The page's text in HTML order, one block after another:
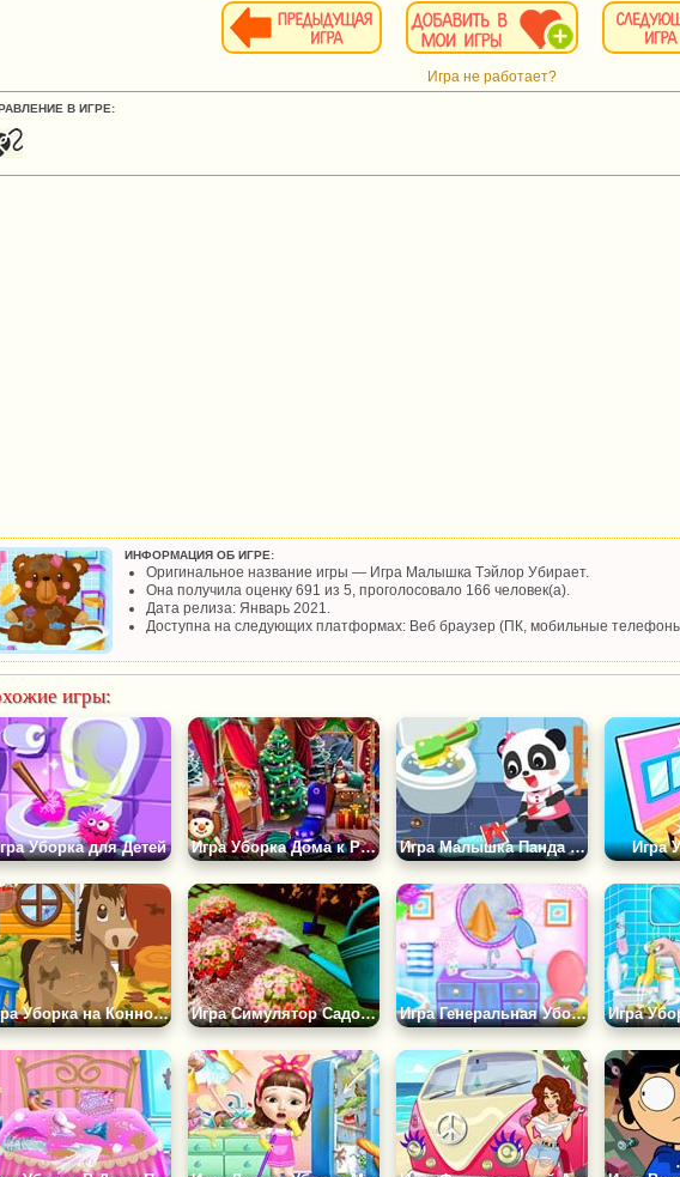
Игра не работает?
В ИГРЕ:
ИНФОРМАЦИЯ ОБ ИГРЕ:
Оригинальное название игры — Игра Малышка Тэйлор Убирает.
Она получила оценку 691 из 5, проголосовало 166 человек(а).
Дата релиза: Январь 2021.
Доступна на следующих платформах: Веб браузер (ПК, мобильные
игры:
Уборка для Детей Игра Уборка Дома к Рождеству Игра Малышка Панда Убирает в Доме Игра
Игра Уборка на Конной Ферме Игра Симулятор Садовника Игра Генеральная Уборка Дома